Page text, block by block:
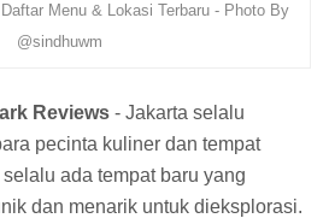
Menu & Lokasi Terbaru - Photo By
@sindhuwm
Reviews - Jakarta selalu
pecinta kuliner dan tempat
ada tempat baru yang
dan menarik untuk dieksplorasi.